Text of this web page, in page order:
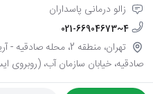
زالو درمانی پاسداران
021-66904673~4
تهران، منطقه 2، محله
صادقیه، خیابان سازمان آب، (روبروی